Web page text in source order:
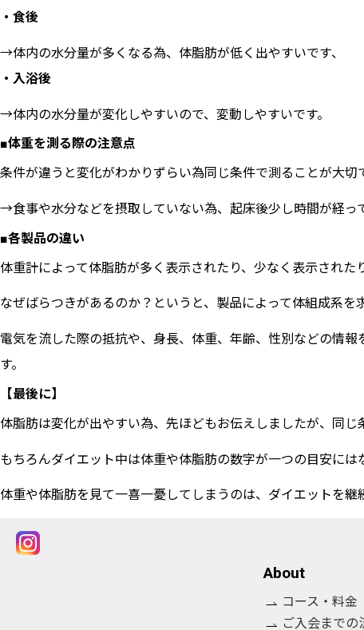
・食後
→体内の水分量が多くなる為、体脂肪が低く出やすいです、
・入浴後
→体内の水分量が変化しやすいので、変動しやすいです。
■体重を測る際の注意点
条件が違うと変化がわかりずらい為同じ条件で測ることが大切
→食事や水分などを摂取していない為、起床後少し時間が経っ
■各製品の違い
体重計によって体脂肪が多く表示されたり、少なく表示された
なぜばらつきがあるのか？というと、製品によって体組成系を
電気を流した際の抵抗や、身長、体重、年齢、性別などの情
す。
【最後に】
体脂肪は変化が出やすい為、先ほどもお伝えしましたが、同じ
もちろんダイエット中は体重や体脂肪の数字が一つの目安には
体重や体脂肪を見て一喜一憂してしまうのは、ダイエットを
About
コース・料金
ご入会までの